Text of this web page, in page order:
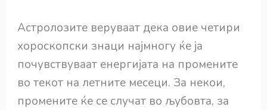
Астролозите веруваат дека овие четири
хороскопски знаци најмногу ќе ја
почувствуваат енергијата на промените
во текот на летните месеци. За некои,
промените ќе се случат во љубовта, за